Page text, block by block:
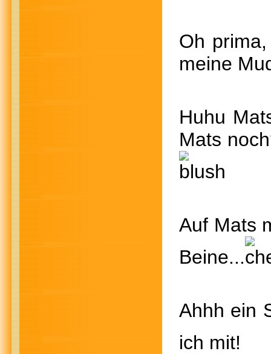
Oh
meine
Huhu
Mats
Auf Mats
Beine...
Ahhh
ich